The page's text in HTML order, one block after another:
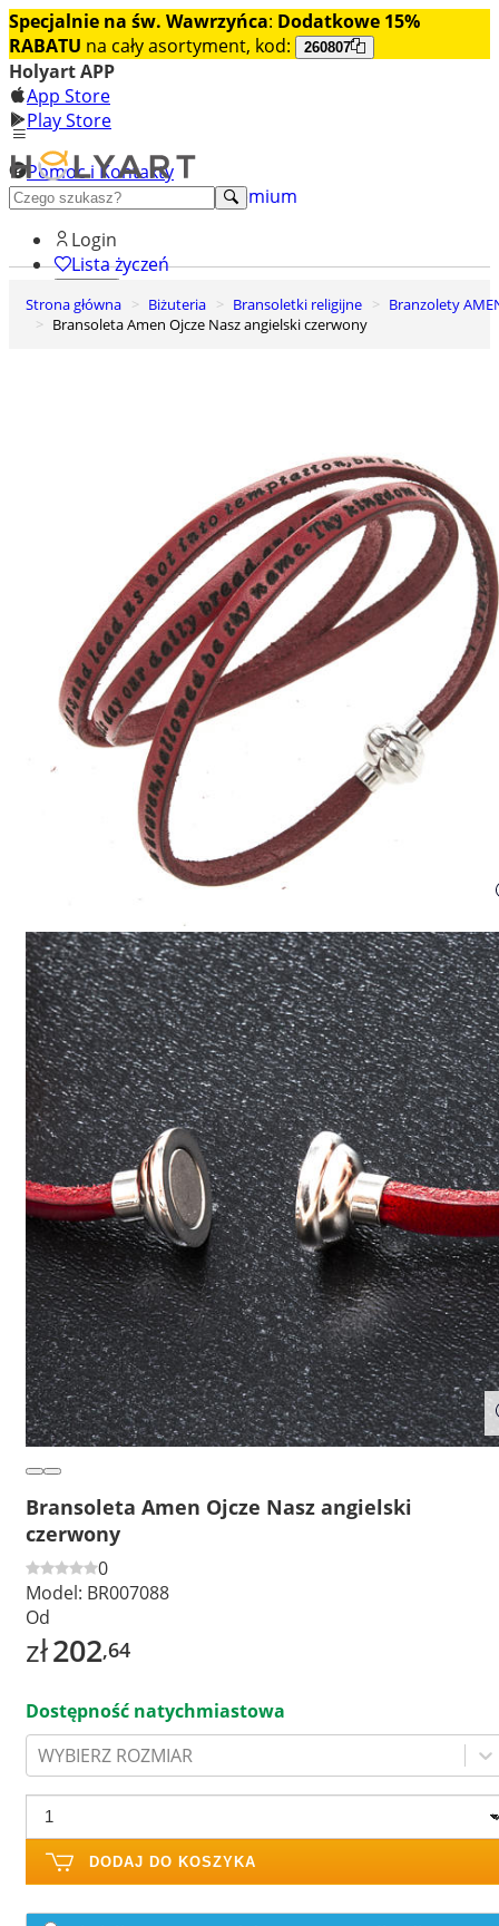
Specjalnie na św. Wawrzyńca: Dodatkowe 15%
RABATU na cały asortyment, kod: 260807
Holyart APP
App Store
Play Store
Pomoc i Kontakty
+48 222 922 860
Odkryj premium
Login
Lista życzeń
0
Koszyk
Strona główna Biżuteria Bransoletki religijne
Branzolety
Bransoleta Amen Ojcze Nasz angielski czerwony
Bransoleta Amen Ojcze Nasz angielski
czerwony
0
Model: BR007088
Od
zł202,64
Dostępność natychmiastowa
WYBIERZ ROZMIAR
DODAJ DO KOSZYKA